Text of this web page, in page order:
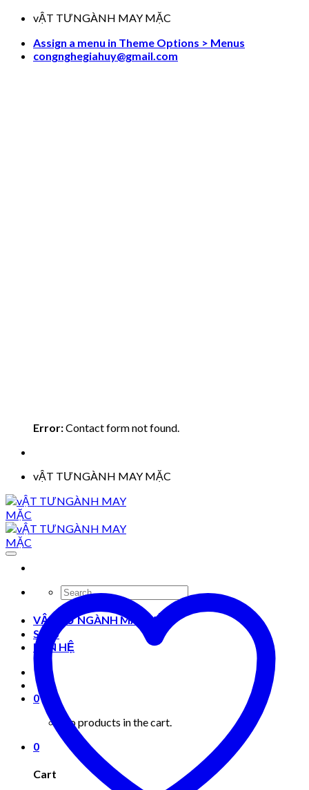
Skip
content
vẬT TƯNGÀNH MAY MẶC
Assign a menu in Theme Options > Menus
congnghegiahuy@gmail.com
Error:Contact form not found.
vẬT TƯNGÀNH MAY MẶC
Search
for:
VẬT TƯ NGÀNH MAY MẶC
Shop
LIÊN HỆ
0
No products in the cart.
0
Cart